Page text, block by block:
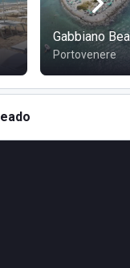
Gabbiano
Portovenere